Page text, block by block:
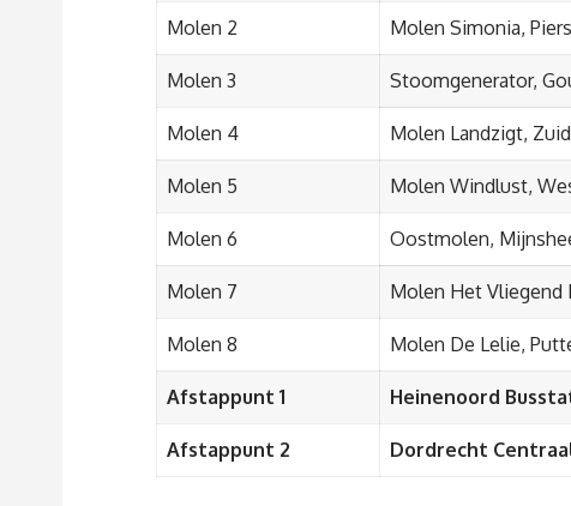
Molen 2 Molen Simonia,
Molen 3 Stoomgenerator,
Molen 4 Molen Landzigt,
Molen 5 Molen Windlust,
Molen 6 Oostmolen,
Molen 7 Molen Het Vliegend
Molen 8 Molen De Lelie,
Afstappunt 1 Heinenoord
Afstappunt 2 Dordrecht